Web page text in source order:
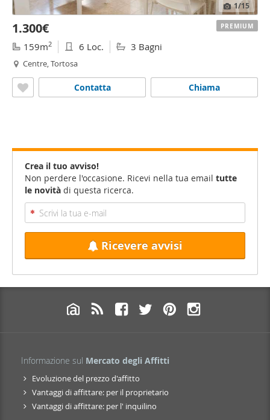
1/15
1.300€
159m2 6 Loc. 3 Bagni
Centre, Tortosa
Chiama
Contatta
PREMIUM
Crea il tuo avviso!
Non perdere l'occasione. Ricevi nella tua email tutte
le novità di questa ricerca.
Ricevere avvisi
Informazione sul Mercato degli Affitti
Evoluzione del prezzo d'affitto
Vantaggi di affittare: per il proprietario
Vantaggi di affittare: per l' inquilino